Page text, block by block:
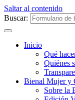
Saltar al contenido
Buscar:
Inicio
Qué
Quiénes
Bienal Mujer y
Sobre la